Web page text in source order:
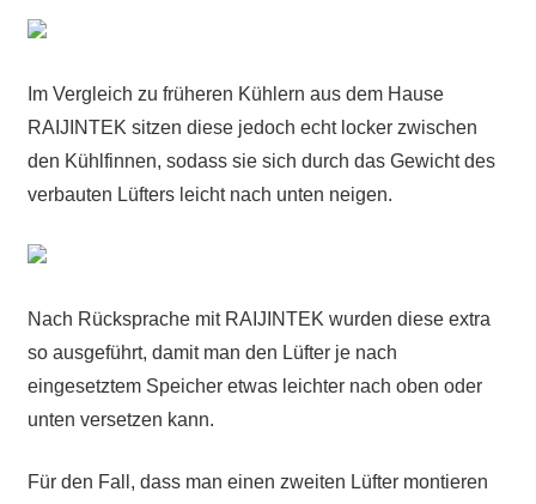
Im Vergleich zu früheren Kühlern aus dem Hause
RAIJINTEK sitzen diese jedoch echt locker zwischen
den Kühlfinnen, sodass sie sich durch das Gewicht des
verbauten Lüfters leicht nach unten neigen.
Nach Rücksprache mit RAIJINTEK wurden diese extra
so ausgeführt, damit man den Lüfter je nach
eingesetztem Speicher etwas leichter nach oben oder
unten versetzen kann.
Für den Fall, dass man einen zweiten Lüfter montieren